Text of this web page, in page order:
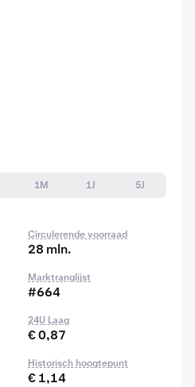
1M 1J
5J
Circulerende voorraad
28 mln.
Marktranglijst
#664
24U Laag
€ 0,87
Historisch hoogtepunt
€ 1,14